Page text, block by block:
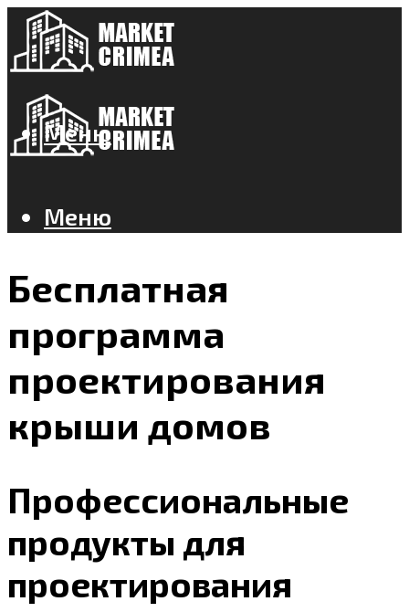
Меню
Меню
Бесплатная
программа
проектирования
крыши домов
Профессиональные
продукты для
проектирования